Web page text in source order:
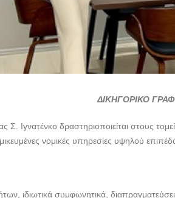
ΔΙΚΗΓΟΡΙΚΟ
Σ. Ιγνατένκο δραστηριοποιείται στους
νομικές υπηρεσίες υψηλού
ιδιωτικά συμφωνητικά,